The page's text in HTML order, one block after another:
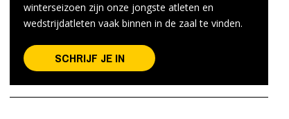
winterseizoen zijn onze jongste atleten en
wedstrijdatleten vaak binnen in de zaal te vinden.
SCHRIJF JE IN